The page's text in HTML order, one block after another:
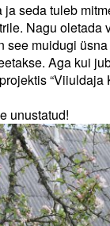
seda tuleb
Nagu oletada
see muidugi
Aga kui
“Viiuldaja
unustatud!